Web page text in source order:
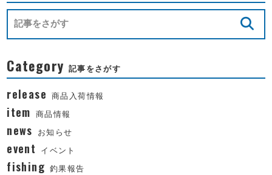
Category 記事をさがす
release 商品入荷情報
item 商品情報
news お知らせ
event イベント
fishing 釣果報告